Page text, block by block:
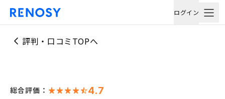
ログイン
評判・口コミTOPへ
総合評価： 4.7